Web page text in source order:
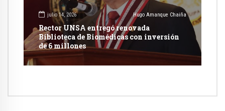
julio 14, 2026 Hugo Amanque Chaiña
Rector UNSA entregó renovada
Biblioteca de Biomédicas con inversión
de 6 millones